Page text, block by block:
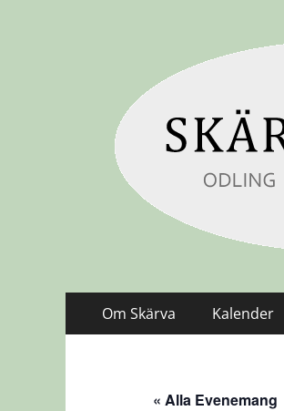
Skärvagård
Odling Ekobutik Hälsa
Primär
meny
Om Skärva Kalender
« Alla Evenemang